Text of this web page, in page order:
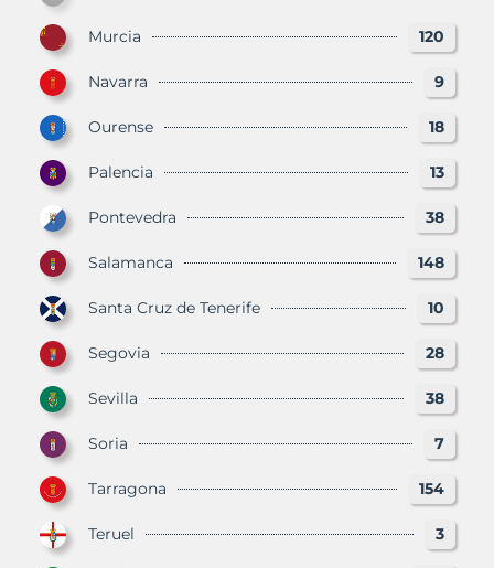
Murcia 120
Navarra 9
Ourense 18
Palencia 13
Pontevedra 38
Salamanca 148
Santa Cruz de Tenerife 10
Segovia 28
Sevilla 38
Soria 7
Tarragona 154
Teruel 3